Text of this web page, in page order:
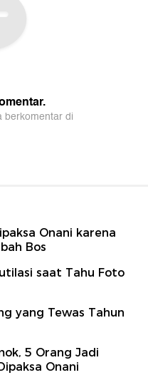
Onani karena
Bos
saat Tahu Foto
yang Tewas Tahun
5 Orang Jadi
Onani